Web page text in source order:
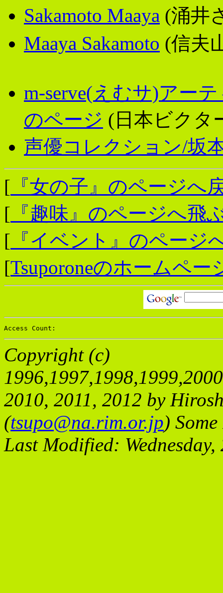
Sakamoto Maaya (涌井
Maaya Sakamoto (信夫
m-serve(えむサ)アー
のページ (日本ビクタ
声優コレクション/坂
[ 『女の子』のページへ
[ 『趣味』のページへ飛
[ 『イベント』のページ
[Tsuporoneのホームペー
Access Count:
Copyright (c)
2010, 2011, 2012 by
(tsupo@na.rim.or.jp)
Last Modified: